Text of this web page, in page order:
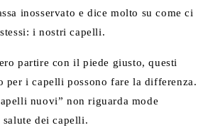
inosservato e dice molto su come ci
i nostri capelli.
partire con il piede giusto, questi
per i capelli possono fare la differenza.
nuovi” non riguarda mode
salute dei capelli.